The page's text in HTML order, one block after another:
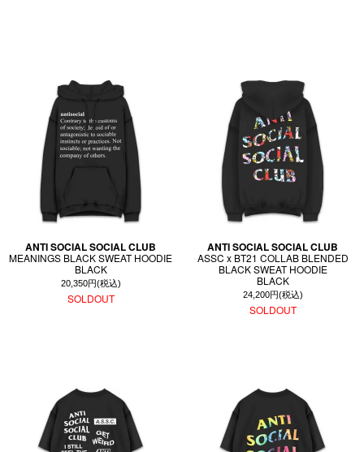
ANTI SOCIAL SOCIAL CLUB
MEANINGS BLACK SWEAT HOODIE
BLACK
20,350円(税込)
SOLDOUT
ANTI SOCIAL SOCIAL CLUB
ASSC x BT21 COLLAB BLENDED
BLACK SWEAT HOODIE
BLACK
24,200円(税込)
SOLDOUT